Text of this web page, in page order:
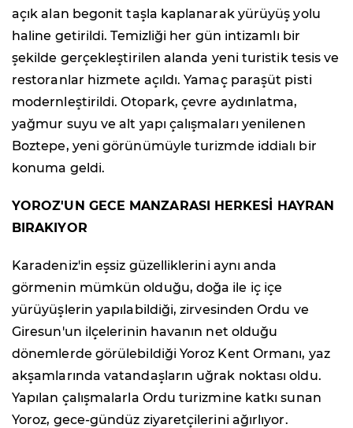
açık alan begonit taşla kaplanarak yürüyüş yolu
haline getirildi. Temizliği her gün intizamlı bir
şekilde gerçekleştirilen alanda yeni turistik tesis ve
restoranlar hizmete açıldı. Yamaç paraşüt pisti
modernleştirildi. Otopark, çevre aydınlatma,
yağmur suyu ve alt yapı çalışmaları yenilenen
Boztepe, yeni görünümüyle turizmde iddialı bir
konuma geldi.
YOROZ'UN GECE MANZARASI HERKESİ HAYRAN
BIRAKIYOR
Karadeniz'in eşsiz güzelliklerini aynı anda
görmenin mümkün olduğu, doğa ile iç içe
yürüyüşlerin yapılabildiği, zirvesinden Ordu ve
Giresun'un ilçelerinin havanın net olduğu
dönemlerde görülebildiği Yoroz Kent Ormanı, yaz
akşamlarında vatandaşların uğrak noktası oldu.
Yapılan çalışmalarla Ordu turizmine katkı sunan
Yoroz, gece-gündüz ziyaretçilerini ağırlıyor.